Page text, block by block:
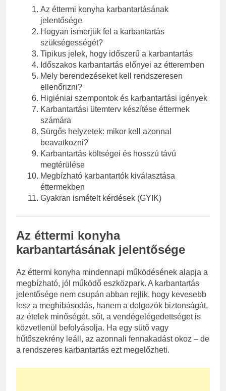
Az éttermi konyha karbantartásának
jelentősége
Hogyan ismerjük fel a karbantartás
szükségességét?
Tipikus jelek, hogy időszerű a karbantartás
Időszakos karbantartás előnyei az étteremben
Mely berendezéseket kell rendszeresen
ellenőrizni?
Higiéniai szempontok és karbantartási igények
Karbantartási ütemterv készítése éttermek
számára
Sürgős helyzetek: mikor kell azonnal
beavatkozni?
Karbantartás költségei és hosszú távú
megtérülése
Megbízható karbantartók kiválasztása
éttermekben
Gyakran ismételt kérdések (GYIK)
Az éttermi konyha
karbantartásának jelentősége
Az éttermi konyha mindennapi működésének alapja a
megbízható, jól működő eszközpark. A karbantartás
jelentősége nem csupán abban rejlik, hogy kevesebb
lesz a meghibásodás, hanem a dolgozók biztonságát,
az ételek minőségét, sőt, a vendégelégedettséget is
közvetlenül befolyásolja. Ha egy sütő vagy
hűtőszekrény leáll, az azonnali fennakadást okoz – de
a rendszeres karbantartás ezt megelőzheti.